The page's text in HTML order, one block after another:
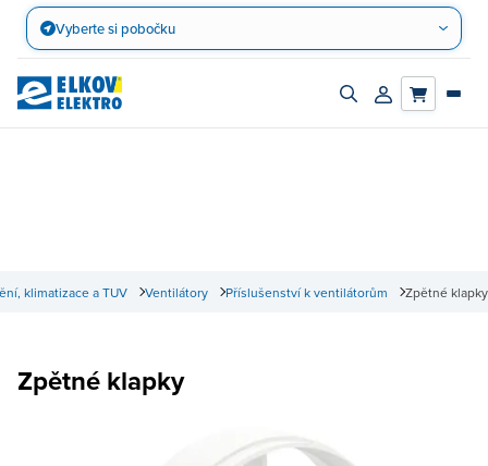
Přejít
obsah
Vyberte si pobočku
Zapnout/vypnout
Přihlásit/
Zpětné klapky
Příslušenství k ventilátorům
Ventilátory
klimatizace a TUV
Zpětné klapky